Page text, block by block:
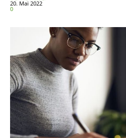
20. Mai 2022
0